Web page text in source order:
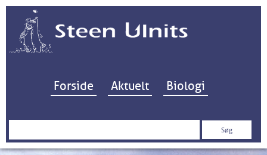
Hop til indhold
Forside Aktuelt Biologi
Søg